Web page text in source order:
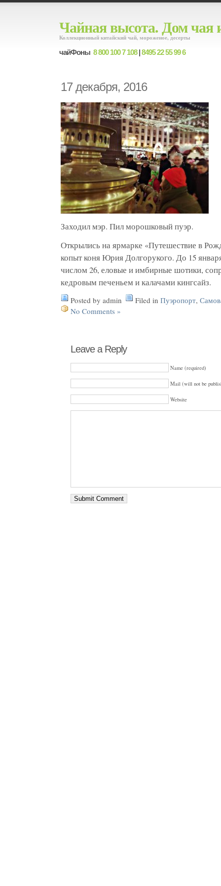
Чайная высота. Дом чая
Коллекционный китайский чай, мороженое, десерты
чайФоны 8 800 100 7 108|8495 22 55 99 6
17 декабря, 2016
Заходил мэр. Пил морошковый пуэр.
Открылись на ярмарке «Путешествие в
копыт коня Юрия Долгорукого. До 15
числом 26, еловые и имбирные шотики,
кедровым печеньем и калачами кингсайз.
Posted by admin Filed in Пуэропорт,
No Comments »
Leave a Reply
Name (required)
Mail (will not be
Website